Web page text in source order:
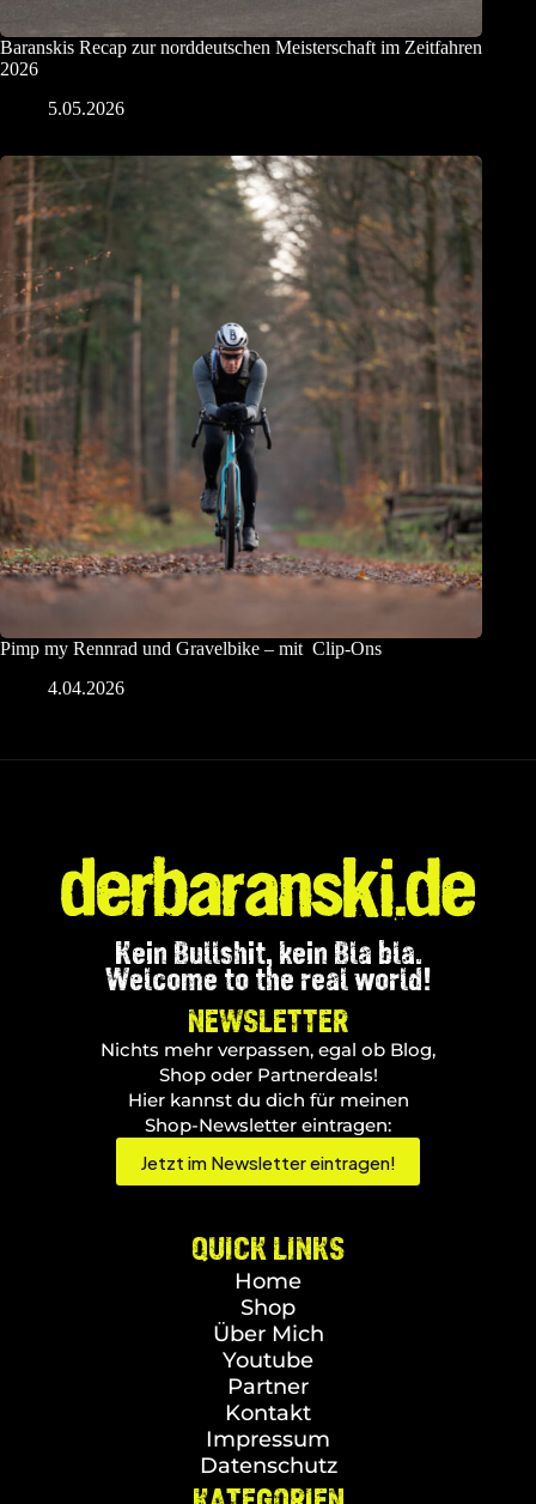
Baranskis Recap zur norddeutschen Meisterschaft im Zeitfahren
2026
5.05.2026
Pimp my Rennrad und Gravelbike – mit Clip-Ons
4.04.2026
Kein Bullshit, kein Bla bla.
Welcome to the real world!
NEWSLETTER
Nichts mehr verpassen, egal ob Blog,
Shop oder Partnerdeals!
Hier kannst du dich für meinen
Shop-Newsletter eintragen:
Jetzt im Newsletter eintragen!
QUICK LINKS
Home
Shop
Über Mich
Youtube
Partner
Kontakt
Impressum
Datenschutz